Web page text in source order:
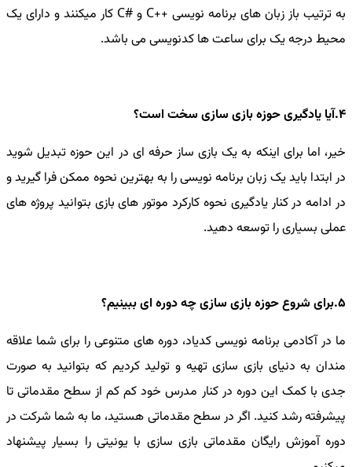
به ترتیب باز زبان های برنامه نویسی ++C و #C کار میکنند و دارای یک
محیط درجه یک برای ساعت ها کدنویسی می باشد.
4.آیا یادگیری حوزه بازی سازی سخت است؟
خیر، اما برای اینکه به یک بازی ساز حرفه ای در این حوزه تبدیل شوید
در ابتدا باید یک زبان برنامه نویسی را به بهترین نحوه ممکن فرا گیرید و
در ادامه در کنار یادگیری نحوه کارکرد موتور های بازی بتوانید پروژه های
عملی بسیاری را توسعه دهید.
5.برای شروع حوزه بازی سازی چه دوره ای ببینیم؟
ما در آکادمی برنامه نویسی کدیاد، دوره های متنوعی را برای شما علاقه
مندان به دنیای بازی سازی تهیه و تولید کردیم که بتوانید به صورت
جدی با کمک این دوره در کنار مدرس خود کم کم از سطح مقدماتی تا
پیشرفته رشد کنید. اگر در سطح مقدماتی هستید، ما به شما شرکت در
دوره آموزش رایگان مقدماتی بازی سازی با یونیتی را بسیار پیشنهاد